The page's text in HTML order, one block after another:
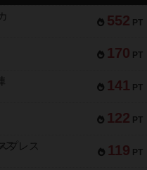
552 PT
170 PT
141 PT
122 PT
119 PT
プレス